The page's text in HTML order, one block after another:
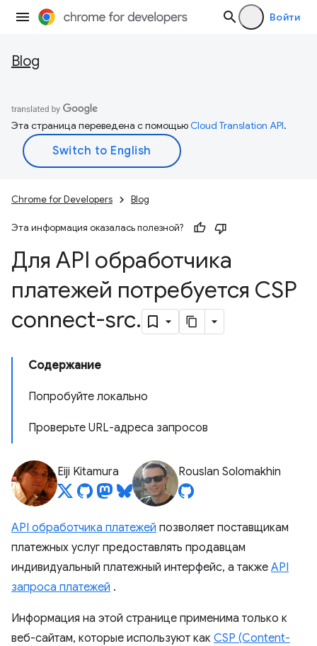
Войти
Blog
Эта страница переведена с помощьюCloud Translation API.
Chrome for Developers Blog
Эта информация оказалась полезной?
Для API обработчика
платежей потребуется CSP
connect-src.
Содержание
Попробуйте локально
Проверьте URL-адреса запросов
Eiji Kitamura Rouslan Solomakhin
API обработчика платежей позволяет поставщикам
платежных услуг предоставлять продавцам
индивидуальный платежный интерфейс, а также API
запроса платежей .
Информация на этой странице применима только к
веб-сайтам, которые используют как CSP (Content-